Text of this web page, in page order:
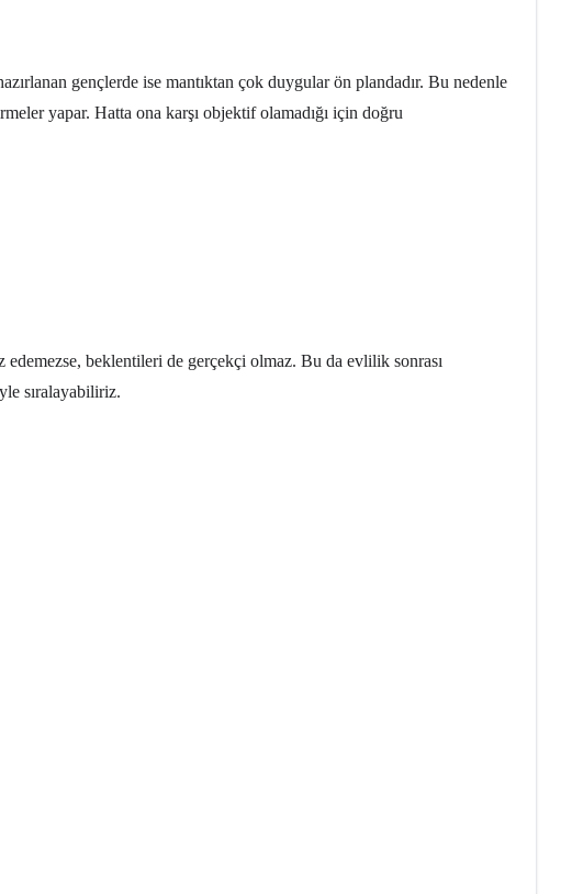
gençlerde ise mantıktan çok duygular ön plandadır. Bu nedenle
yapar. Hatta ona karşı objektif olamadığı için doğru
beklentileri de gerçekçi olmaz. Bu da evlilik sonrası
sıralayabiliriz.